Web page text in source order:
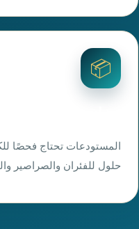
📦
المستودعات تحتاج فحصًا
حلول للفئران والصراصير